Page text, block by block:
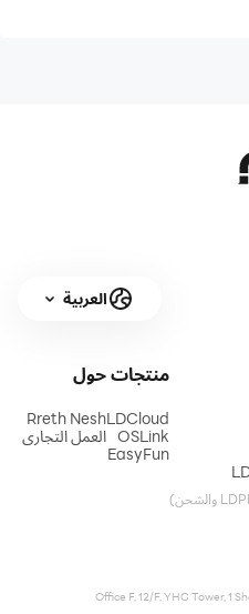
العربية
منتجات
LDCloud
OSLink
EasyFun
حول
Rreth Nesh
العمل التجاري
Office F, 12/F, YHC Tower, 1